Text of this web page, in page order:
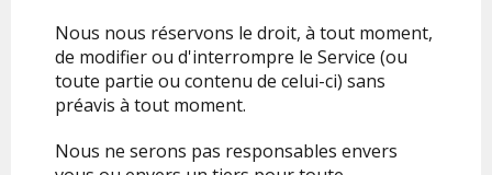
Nous nous réservons le droit, à tout moment,
de modifier ou d'interrompre le Service (ou
toute partie ou contenu de celui-ci) sans
préavis à tout moment.
Nous ne serons pas responsables envers